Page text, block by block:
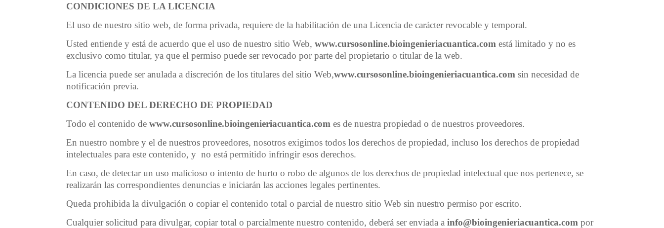
CONDICIONES DE LA LICENCIA
El uso de nuestro sitio web, de forma privada, requiere de la habilitación de una Licencia de carácter revocable y temporal.
Usted entiende y está de acuerdo que el uso de nuestro sitio Web,www.cursosonline.bioingenieriacuantica.com está limitado y no es
exclusivo como titular, ya que el permiso puede ser revocado por parte del propietario o titular de la web.
La licencia puede ser anulada a discreción de los titulares del sitio Web,www.cursosonline.bioingenieriacuantica.com sin necesidad de
notificación previa.
CONTENIDO DEL DERECHO DE PROPIEDAD
Todo el contenido dewww.cursosonline.bioingenieriacuantica.com es de nuestra propiedad o de nuestros proveedores.
En nuestro nombre y el de nuestros proveedores, nosotros exigimos todos los derechos de propiedad, incluso los derechos de propiedad
intelectuales para este contenido, y no está permitido infringir esos derechos.
En caso, de detectar un uso malicioso o intento de hurto o robo de algunos de los derechos de propiedad intelectual que nos pertenece, se
realizarán las correspondientes denuncias e iniciarán las acciones legales pertinentes.
Queda prohibida la divulgación o copiar el contenido total o parcial de nuestro sitio Web sin nuestro permiso por escrito.
Cualquier solicitud para divulgar, copiar total o parcialmente nuestro contenido, deberá ser enviada ainfo@bioingenieriacuantica.com por